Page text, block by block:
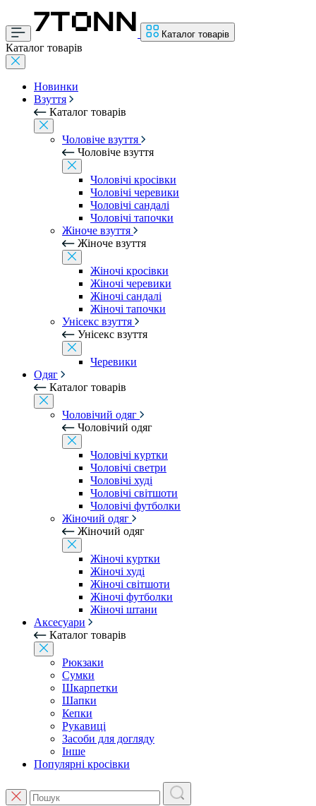
Каталог товарів
Каталог товарів
Новинки
Взуття
Каталог товарів
Чоловіче взуття
Чоловіче взуття
Чоловічі кросівки
Чоловічі черевики
Чоловічі сандалі
Чоловічі тапочки
Жіноче взуття
Жіноче взуття
Жіночі кросівки
Жіночі черевики
Жіночі сандалі
Жіночі тапочки
Унісекс взуття
Унісекс взуття
Черевики
Одяг
Каталог товарів
Чоловічий одяг
Чоловічий одяг
Чоловічі куртки
Чоловічі светри
Чоловічі худі
Чоловічі світшоти
Чоловічі футболки
Жіночий одяг
Жіночий одяг
Жіночі куртки
Жіночі худі
Жіночі світшоти
Жіночі футболки
Жіночі штани
Аксесуари
Каталог товарів
Рюкзаки
Сумки
Шкарпетки
Шапки
Кепки
Рукавиці
Засоби для догляду
Інше
Популярні кросівки